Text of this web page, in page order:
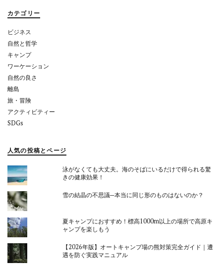
ョ
ン
カテゴリー
ビジネス
自然と哲学
キャンプ
ワーケーション
自然の良さ
離島
旅・冒険
アクティビティー
SDGs
人気の投稿とページ
泳がなくても大丈夫。海のそばにいるだけで得られる驚
きの健康効果！
雪の結晶の不思議─本当に同じ形のものはないのか？
夏キャンプにおすすめ！標高1000m以上の場所で高原キ
ャンプを楽しもう
【2026年版】オートキャンプ場の熊対策完全ガイド｜遭
遇を防ぐ実践マニュアル